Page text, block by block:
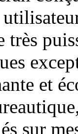
très
et
sur